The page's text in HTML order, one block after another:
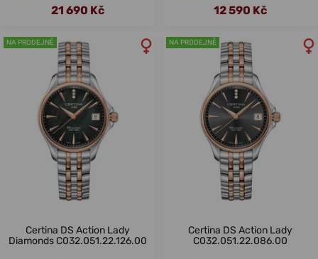
21 690 Kč 12 590 Kč
NA PRODEJNĚ
Certina DS Action Lady
Diamonds C032.051.22.126.00
NA PRODEJNĚ
Certina DS Action Lady
C032.051.22.086.00